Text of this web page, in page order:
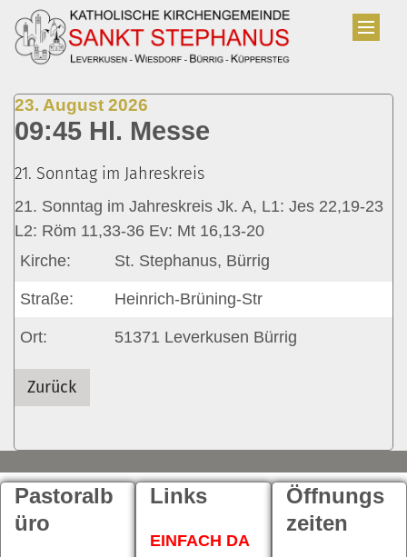
Zum Inhalt springen
23. August 2026
09:45 Hl. Messe
21. Sonntag im Jahreskreis
21. Sonntag im Jahreskreis Jk. A, L1: Jes 22,19-23
L2: Röm 11,33-36 Ev: Mt 16,13-20
Kirche:
St. Stephanus, Bürrig
Straße: Heinrich-Brüning-Str
Ort: 51371 Leverkusen Bürrig
Zurück
Pastoralb
üro
Links
EINFACH DA
Öffnungs
zeiten